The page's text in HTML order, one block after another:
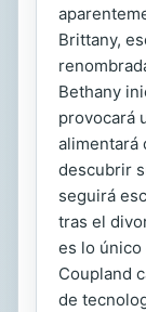
Brittany,
Bethany
provocará
alimentará
descubrir
seguirá
tras el
es lo único
Coupland
de